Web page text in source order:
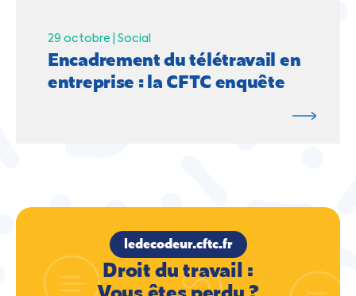
29 octobre | Social
Encadrement du télétravail en
entreprise : la CFTC enquête
ledecodeur.cftc.fr
Droit du travail :